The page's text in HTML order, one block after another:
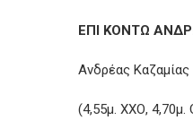
ΕΠΙ ΚΟΝΤΩ
Ανδρέας
(4,55μ. ΧΧΟ, 4,70μ.